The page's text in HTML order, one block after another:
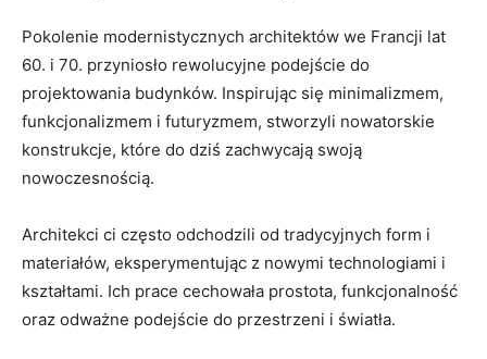
Pokolenie modernistycznych architektów we Francji lat
60. i 70. przyniosło rewolucyjne podejście do
projektowania budynków. Inspirując się⁣ minimalizmem,
funkcjonalizmem i futuryzmem, stworzyli nowatorskie‍
konstrukcje, które‍ do dziś‍ zachwycają swoją
nowoczesnością.
Architekci ci często odchodzili od tradycyjnych​ form i
materiałów, eksperymentując z ⁢nowymi ⁣technologiami i
kształtami. Ich prace ⁤cechowała prostota, funkcjonalność
oraz odważne podejście ​do przestrzeni i światła.